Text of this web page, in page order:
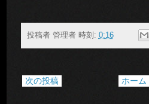
投稿者 管理者 時刻: 0:16
次の投稿 ホーム